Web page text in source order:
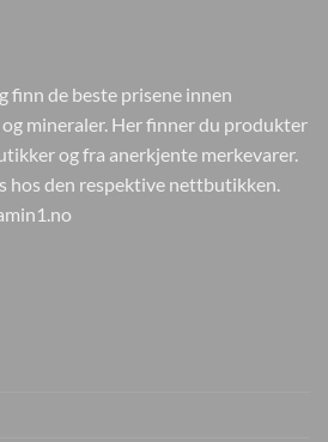
finn de beste prisene innen
mineraler. Her finner du produkter
og fra anerkjente merkevarer.
hos den respektive nettbutikken.